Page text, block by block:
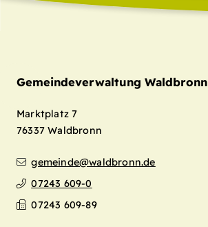
Gemeindeverwaltung Waldbronn
Marktplatz 7
76337 Waldbronn
gemeinde@waldbronn.de
07243 609-0
07243 609-89